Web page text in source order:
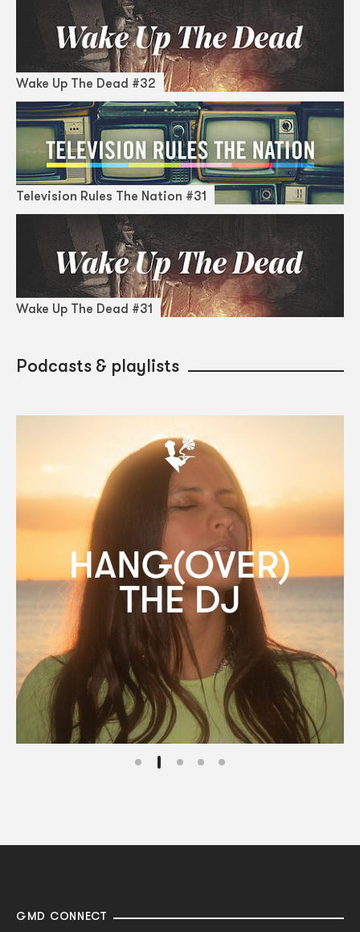
Wake Up The Dead #32
Television Rules The Nation #31
Wake Up The Dead #31
Podcasts & playlists
GMD CONNECT